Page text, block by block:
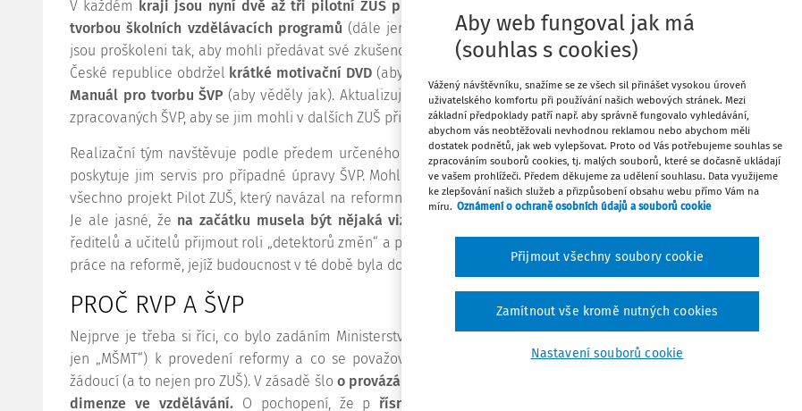
V každém kraji jsou nyní dvě až tři pilotní ZUŠ připraveny poskytnout své zkušenosti s
tvorbou školních vzdělávacích programů (dále jen „ŠVP“) a jejich ředitelé či koordinátoři
jsou proškoleni tak, aby mohli předávat své zkušenosti dál. Každý z deseti tisíc učitelů ZUŠ v
České republice obdržel krátké motivační DVD(aby věděl proč), všem školám byl poskytnut
Manuál pro tvorbu ŠVP (aby věděly jak). Aktualizuje se přehled nejčastějších problémů ve
zpracovaných ŠVP, aby se jim mohli v dalších ZUŠ při tvorbě vyhnout.
Realizační tým navštěvuje podle předem určeného harmonogramu jednotlivé pilotní ZUŠ a
poskytuje jim servis pro případné úpravy ŠVP. Mohli bychom ještě podrobněji popisovat, co
všechno projekt Pilot ZUŠ, který navázal na reformní práce zahájené již v roce 2005, přinesl.
Je ale jasné, že na začátku musela být nějaká vize.
ředitelů a učitelů přijmout roli „detektorů změn“ a pustit se (a to zcela zadarmo) do nelehké
práce na reformě, jejíž budoucnost v té době byla dost nejasná.
Jaká to tenkrát byla vize?
PROČ RVP A ŠVP
Nejprve je třeba si říci, co bylo zadáním Ministerstva školství, mládeže a tělovýchovy (dále
jen „MŠMT“) k provedení reformy a co se považovalo z pohledu státu pro vzdělávání za
žádoucí (a to nejen pro ZUŠ). V zásadě šlo o provázání českého školství s principy evropské
dimenze ve vzdělávání.O pochopení, že p řísná subordinace vzdělávacího procesu
Poznámka
Aby web fungoval jak má
(souhlas s cookies)
Vážený návštěvníku, snažíme se ze všech sil přinášet vysokou úroveň
uživatelského komfortu při používání našich webových stránek. Mezi
základní předpoklady patří např. aby správně fungovalo vyhledávání,
abychom vás neobtěžovali nevhodnou reklamou nebo abychom měli
dostatek podnětů, jak web vylepšovat. Proto od Vás potřebujeme souhlas se
zpracováním souborů cookies, tj. malých souborů, které se dočasně ukládají
ve vašem prohlížeči. Předem děkujeme za udělení souhlasu. Data využijeme
ke zlepšování našich služeb a přizpůsobení obsahu webu přímo Vám na
míru. Oznámení o ochraně osobních údajů a souborů cookie
Nastavení souborů cookie
Zamítnout vše kromě nutných cookies
Přijmout všechny soubory cookie